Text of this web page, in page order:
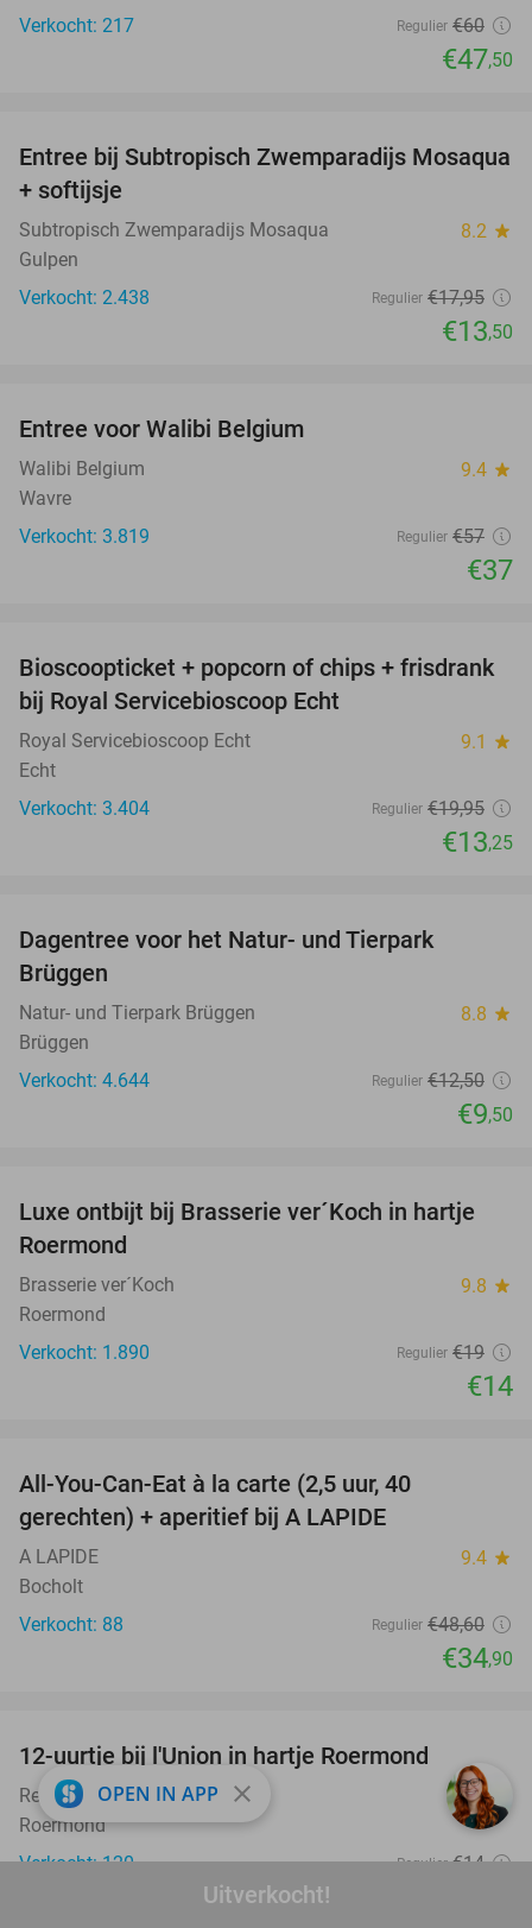
Uitverkocht!
Verkocht: 217
Regulier €60
€47,50
25%
Entree bij Subtropisch Zwemparadijs Mosaqua
+ softijsje
Subtropisch Zwemparadijs Mosaqua 8.2 star
Gulpen
Verkocht: 2.438
Regulier €17,95
€13,50
Entree voor Walibi Belgium
Walibi Belgium 9.4 star
Wavre
Verkocht: 3.819
Regulier €57
€37
34%
Bioscoopticket + popcorn of chips + frisdrank
bij Royal Servicebioscoop Echt
Royal Servicebioscoop Echt 9.1 star
Echt
Verkocht: 3.404
Regulier €19,95
€13,25
Dagentree voor het Natur- und Tierpark
Brüggen
Natur- und Tierpark Brüggen 8.8 star
Brüggen
Verkocht: 4.644
Regulier €12,50
€9,50
26%
Luxe ontbijt bij Brasserie ver´Koch in hartje
Roermond
Brasserie ver´Koch 9.8 star
Roermond
Verkocht: 1.890
Regulier €19
€14
All-You-Can-Eat à la carte (2,5 uur, 40
gerechten) + aperitief bij A LAPIDE
A LAPIDE 9.4 star
Bocholt
Verkocht: 88
Regulier €48,60
€34,90
36%
12-uurtje bij l'Union in hartje Roermond
Restaurant l´Union 9.8star
Roermond
Verkocht: 120
Regulier €14
OPEN IN APP close